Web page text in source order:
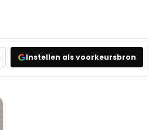
Instellen als voorkeursbron